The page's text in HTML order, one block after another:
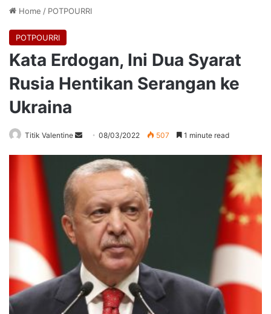
Home / POTPOURRI
POTPOURRI
Kata Erdogan, Ini Dua Syarat
Rusia Hentikan Serangan ke
Ukraina
Titik Valentine
Send
email
08/03/2022 507 1 minute read